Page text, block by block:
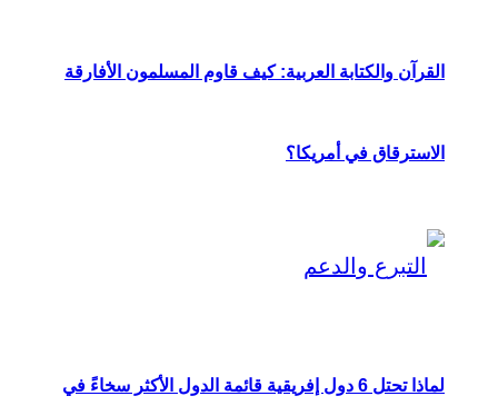
القرآن والكتابة العربية: كيف قاوم المسلمون الأفارقة
الاسترقاق في أمريكا؟
لماذا تحتل 6 دول إفريقية قائمة الدول الأكثر سخاءً في